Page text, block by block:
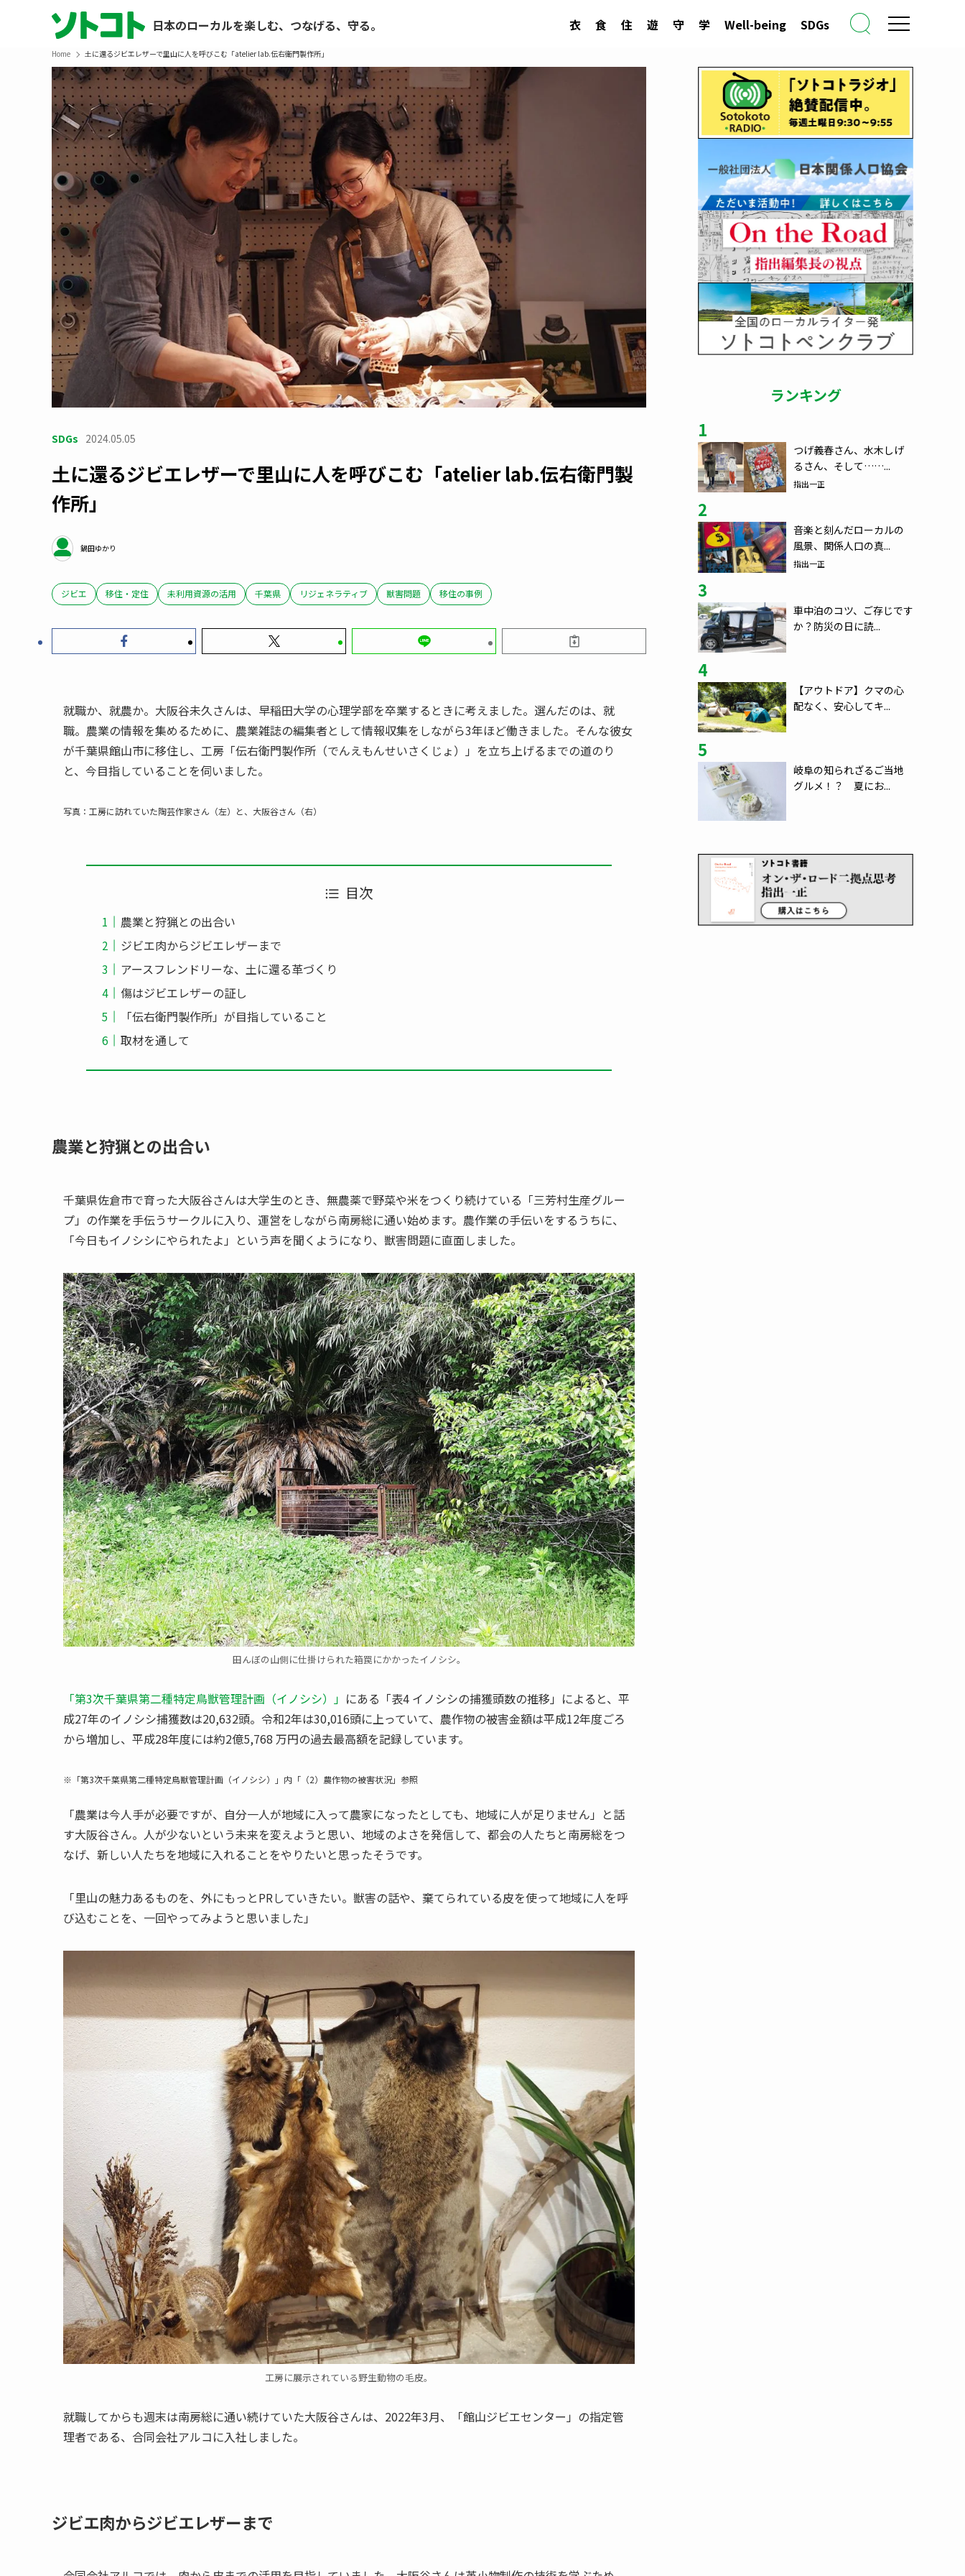
日本のローカルを楽しむ、つなげる、守る。 衣 食 住 遊 守 学 Well-being SDGs
Home 土に還るジビエレザーで里山に人を呼びこむ「atelier lab.伝右衛門製作所」
SDGs 2024.05.05
土に還るジビエレザーで里山に人を呼びこむ「atelier lab.伝右衛門製
作所」
鍋田ゆかり
ジビエ 移住・定住 未利用資源の活用 千葉県 リジェネラティブ 獣害問題 移住の事例
就職か、就農か。大阪谷未久さんは、早稲田大学の心理学部を卒業するときに考えました。選んだのは、就
職。農業の情報を集めるために、農業雑誌の編集者として情報収集をしながら3年ほど働きました。そんな彼女
が千葉県館山市に移住し、工房「伝右衛門製作所（でんえもんせいさくじょ）」を立ち上げるまでの道のり
と、今目指していることを伺いました。
写真：工房に訪れていた陶芸作家さん（左）と、大阪谷さん（右）
目次
農業と狩猟との出合い
ジビエ肉からジビエレザーまで
アースフレンドリーな、土に還る革づくり
傷はジビエレザーの証し
「伝右衛門製作所」が目指していること
取材を通して
農業と狩猟との出合い
千葉県佐倉市で育った大阪谷さんは大学生のとき、無農薬で野菜や米をつくり続けている「三芳村生産グルー
プ」の作業を手伝うサークルに入り、運営をしながら南房総に通い始めます。農作業の手伝いをするうちに、
「今日もイノシシにやられたよ」という声を聞くようになり、獣害問題に直面しました。
田んぼの山側に仕掛けられた箱罠にかかったイノシシ。
「第3次千葉県第二種特定鳥獣管理計画（イノシシ）」 にある「表4 イノシシの捕獲頭数の推移」によると、平
成27年のイノシシ捕獲数は20,632頭。令和2年は30,016頭に上っていて、農作物の被害金額は平成12年度ごろ
から増加し、平成28年度には約2億5,768 万円の過去最高額を記録しています。
※「第3次千葉県第二種特定鳥獣管理計画（イノシシ）」内「（2）農作物の被害状況」参照
「農業は今人手が必要ですが、自分一人が地域に入って農家になったとしても、地域に人が足りません」と話
す大阪谷さん。人が少ないという未来を変えようと思い、地域のよさを発信して、都会の人たちと南房総をつ
なげ、新しい人たちを地域に入れることをやりたいと思ったそうです。
「里山の魅力あるものを、外にもっとPRしていきたい。獣害の話や、棄てられている皮を使って地域に人を呼
び込むことを、一回やってみようと思いました」
工房に展示されている野生動物の毛皮。
就職してからも週末は南房総に通い続けていた大阪谷さんは、2022年3月、「館山ジビエセンター」の指定管
理者である、合同会社アルコに入社しました。
ジビエ肉からジビエレザーまで
ランキング
1
つげ義春さん、水木しげ
るさん、そして……...
指出一正
2
音楽と刻んだローカルの
風景、関係人口の真...
指出一正
3
車中泊のコツ、ご存じです
か？防災の日に読...
4
【アウトドア】クマの心
配なく、安心してキ...
5
岐阜の知られざるご当地
グルメ！？ 夏にお...